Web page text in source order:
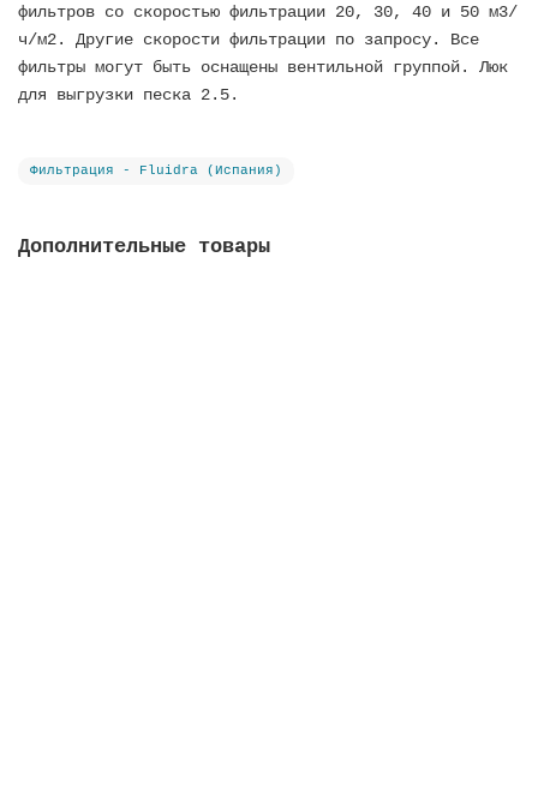
фильтров со скоростью фильтрации 20, 30, 40 и 50 м3/
ч/м2. Другие скорости фильтрации по запросу. Все
фильтры могут быть оснащены вентильной группой. Люк
для выгрузки песка 2.5.
Фильтрация - Fluidra (Испания)
Дополнительные товары